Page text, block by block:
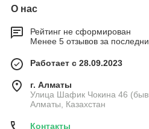
О нас
Рейтинг не сформирован
Менее 5 отзывов за
Работает с 28.09.2023
г. Алматы
Улица Шафик Чокина 46
Алматы, Казахстан
Контакты